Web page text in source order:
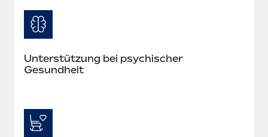
Unterstützung bei psychischer
Gesundheit